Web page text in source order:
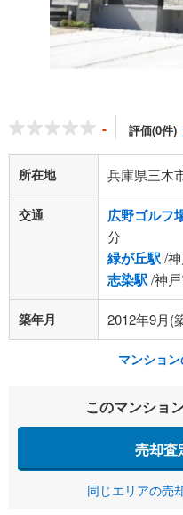
- 評価(0件)
所在地 兵庫県三木
交通 広野ゴルフ
分
緑が丘駅/
志染駅/神
築年月 2012年9月(
マンショ
このマンショ
売却査
同じエリアの売